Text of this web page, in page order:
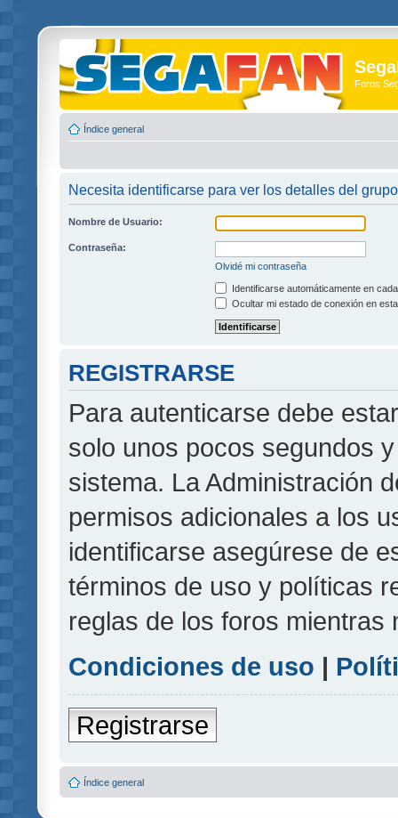
Foros
Índice general
Necesita identificarse para ver los detalles del grupo
Nombre de Usuario:
Contraseña:
Olvidé mi contraseña
Identificarse automáticamente en
Ocultar mi estado de conexión en
REGISTRARSE
Para autenticarse debe
solo unos pocos segundos
sistema. La Administración
permisos adicionales a los
identificarse asegúrese de
términos de uso y políticas
reglas de los foros mientras
Condiciones de uso |
Registrarse
Índice general